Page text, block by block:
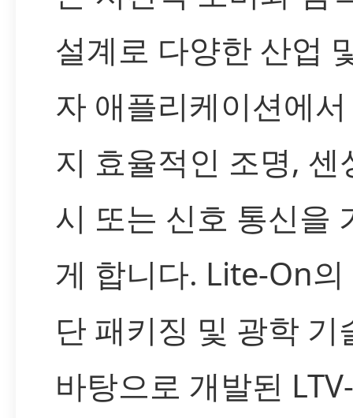
설계로 다양한 산업
자 애플리케이션에
지 효율적인 조명, 센
시 또는 신호 통신을
게 합니다. Lite-On
단 패키징 및 광학 기
바탕으로 개발된 LTV-